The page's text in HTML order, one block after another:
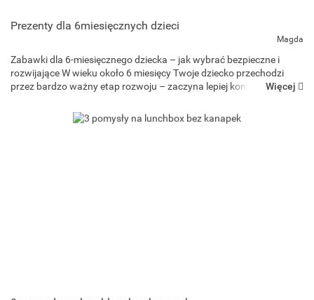
Prezenty dla 6miesięcznych dzieci
Magda
Zabawki dla 6-miesięcznego dziecka – jak wybrać bezpieczne i
rozwijające W wieku około 6 miesięcy Twoje dziecko przechodzi
przez bardzo ważny etap rozwoju – zaczyna lepiej kontrolować
Więcej